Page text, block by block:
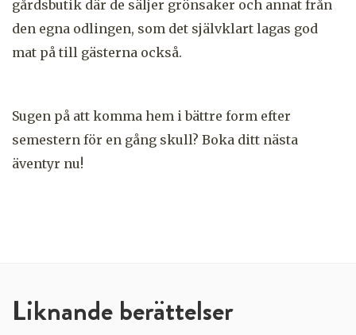
gårdsbutik där de säljer grönsaker och annat från
den egna odlingen, som det självklart lagas god
mat på till gästerna också.
Sugen på att komma hem i bättre form efter
semestern för en gång skull? Boka ditt nästa
äventyr nu!
Liknande berättelser